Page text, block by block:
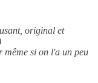
original et
même si on l'a un peu